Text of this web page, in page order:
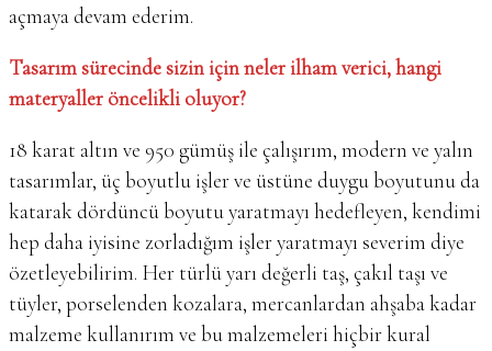
açmaya devam ederim.
Tasarım sürecinde sizin için neler ilham verici, hangi
materyaller öncelikli oluyor?
18 karat altın ve 950 gümüş ile çalışırım, modern ve yalın
tasarımlar, üç boyutlu işler ve üstüne duygu boyutunu da
katarak dördüncü boyutu yaratmayı hedefleyen, kendimi
hep daha iyisine zorladığım işler yaratmayı severim diye
özetleyebilirim. Her türlü yarı değerli taş, çakıl taşı ve
tüyler, porselenden kozalara, mercanlardan ahşaba kadar
malzeme kullanırım ve bu malzemeleri hiçbir kural